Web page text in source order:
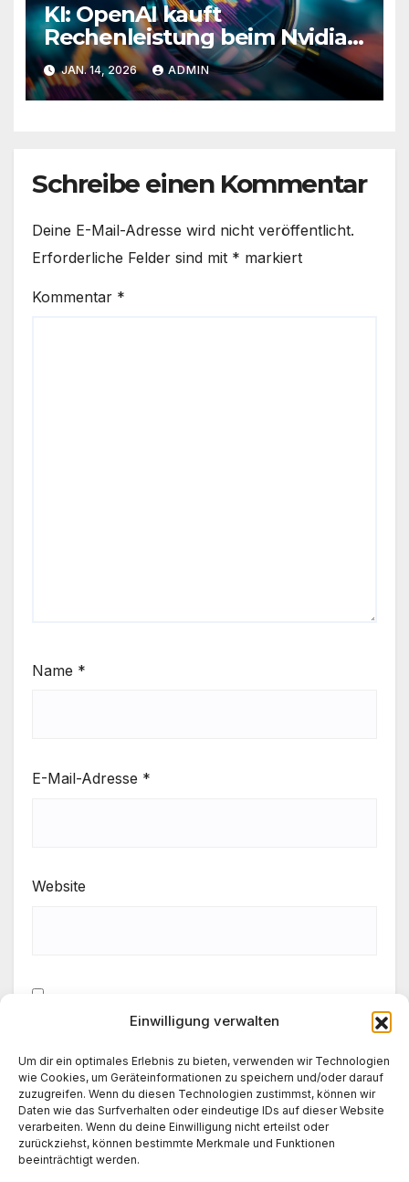
Einwilligung verwalten
Um dir ein optimales Erlebnis zu bieten, verwenden wir Technologien
wie Cookies, um Geräteinformationen zu speichern und/oder darauf
zuzugreifen. Wenn du diesen Technologien zustimmst, können wir
Daten wie das Surfverhalten oder eindeutige IDs auf dieser Website
verarbeiten. Wenn du deine Einwilligung nicht erteilst oder
zurückziehst, können bestimmte Merkmale und Funktionen
beeinträchtigt werden.
KI: OpenAI kauft
Rechenleistung beim Nvidia-
Rivalen Cerebras
JAN. 14, 2026 ADMIN
Schreibe einen Kommentar
Deine E-Mail-Adresse wird nicht veröffentlicht.
Erforderliche Felder sind mit * markiert
Kommentar *
Name *
E-Mail-Adresse *
Website
Meinen Namen, meine E-Mail-Adresse und meine
Kommentierung speichern.